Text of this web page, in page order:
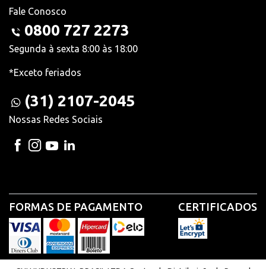
Fale Conosco
0800 727 2273
Segunda à sexta 8:00 às 18:00
*Exceto feriados
(31) 2107-2045
Nossas Redes Sociais
FORMAS DE PAGAMENTO CERTIFICADOS